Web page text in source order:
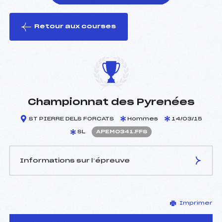
le ski
Retour aux courses
Championnat des Pyrenées
ST PIERRE DELS FORCATS Hommes 14/03/15
SL APEM0341.FFS
Informations sur l’épreuve
BLANCHON SARAH (PE)
Arbitre :
HOAREAU JEAN PAUL (PE)
Imprimer